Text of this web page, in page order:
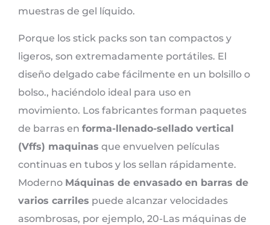
muestras de gel líquido.
Porque los stick packs son tan compactos y
ligeros, son extremadamente portátiles. El
diseño delgado cabe fácilmente en un bolsillo o
bolso., haciéndolo ideal para uso en
movimiento. Los fabricantes forman paquetes
de barras en forma-llenado-sellado vertical
(Vffs) maquinas que envuelven películas
continuas en tubos y los sellan rápidamente.
Moderno Máquinas de envasado en barras de
varios carriles puede alcanzar velocidades
asombrosas, por ejemplo, 20-Las máquinas de